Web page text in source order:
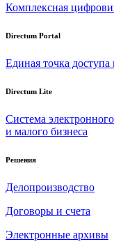
Комплексная
Directum Portal
Единая точка
Directum Lite
Система
и малого бизнеса
Решения
Делопроизводство
Договоры и счета
Электронные архивы